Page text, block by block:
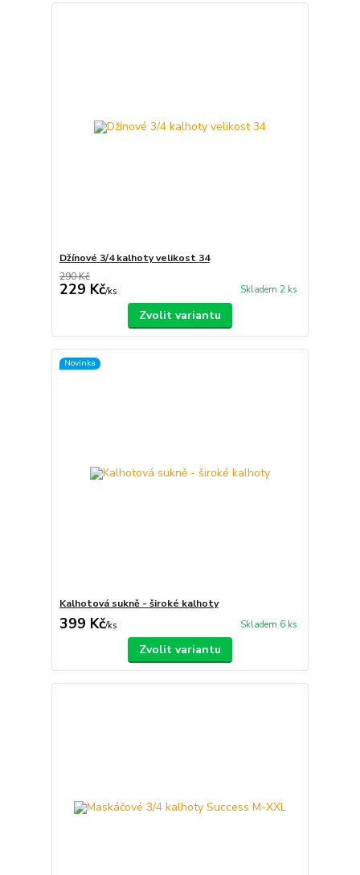
Džínové 3/4 kalhoty velikost 34
290 Kč
229 Kč/ks Skladem 2 ks
Zvolit variantu
Novinka
Kalhotová sukně - široké kalhoty
399 Kč/ks Skladem 6 ks
Zvolit variantu